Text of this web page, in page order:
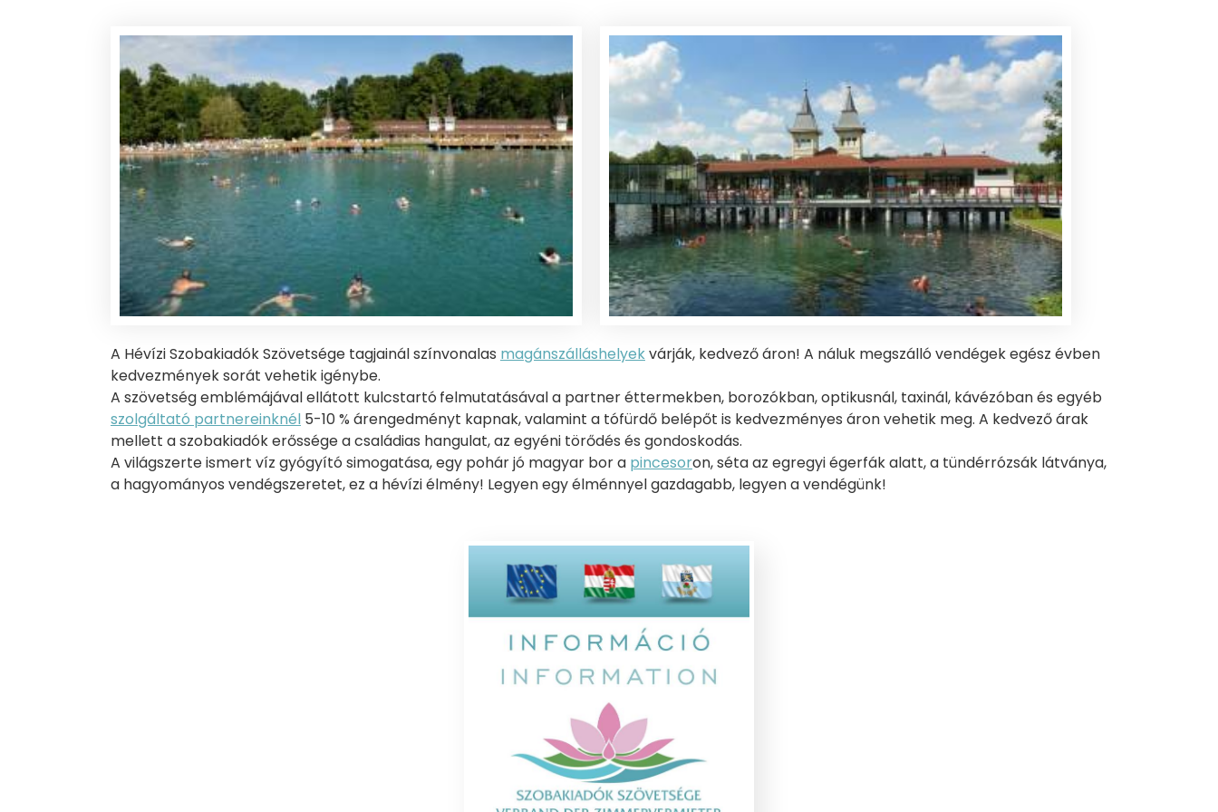
A Hévízi Szobakiadók Szövetsége tagjainál színvonalas magánszálláshelyekvárják, kedvező áron! A náluk megszálló vendégek egész évben
kedvezmények sorát vehetik igénybe.
A szövetség emblémájával ellátott kulcstartó felmutatásával a partner éttermekben, borozókban, optikusnál, taxinál, kávézóban és egyéb
szolgáltató partnereinknél 5-10 % árengedményt kapnak, valamint a tófürdő belépőt is kedvezményes áron vehetik meg. A kedvező árak
mellett a szobakiadók erőssége a családias hangulat, az egyéni törődés és gondoskodás.
A világszerte ismert víz gyógyító simogatása, egy pohár jó magyar bor a pincesoron, séta az egregyi égerfák alatt, a tündérrózsák látványa,
a hagyományos vendégszeretet, ez a hévízi élmény! Legyen egy élménnyel gazdagabb, legyen a vendégünk!